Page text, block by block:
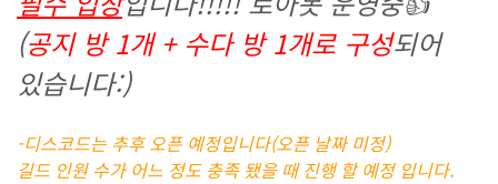
(공지 방 1개 + 수다 방 1개로 구성되어
있습니다:)
-디스코드는 추후 오픈 예정입니다(오픈 날짜 미정)
길드 인원 수가 어느 정도 충족 됐을 때 진행 할 예정 입니다.